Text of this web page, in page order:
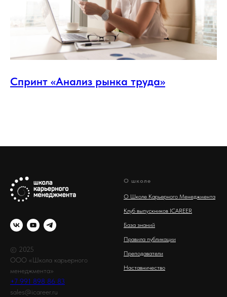
Спринт «Анализ рынка труда»
© 2025
ООО «Школа карьерного
менеджмента»
+7 991 898 86 83
sales@icareer.ru
О школе
О Школе Карьерного Менеджмента
Клуб выпускников ICAREER
База знаний
Правила публикации
Преподаватели
Наставничество